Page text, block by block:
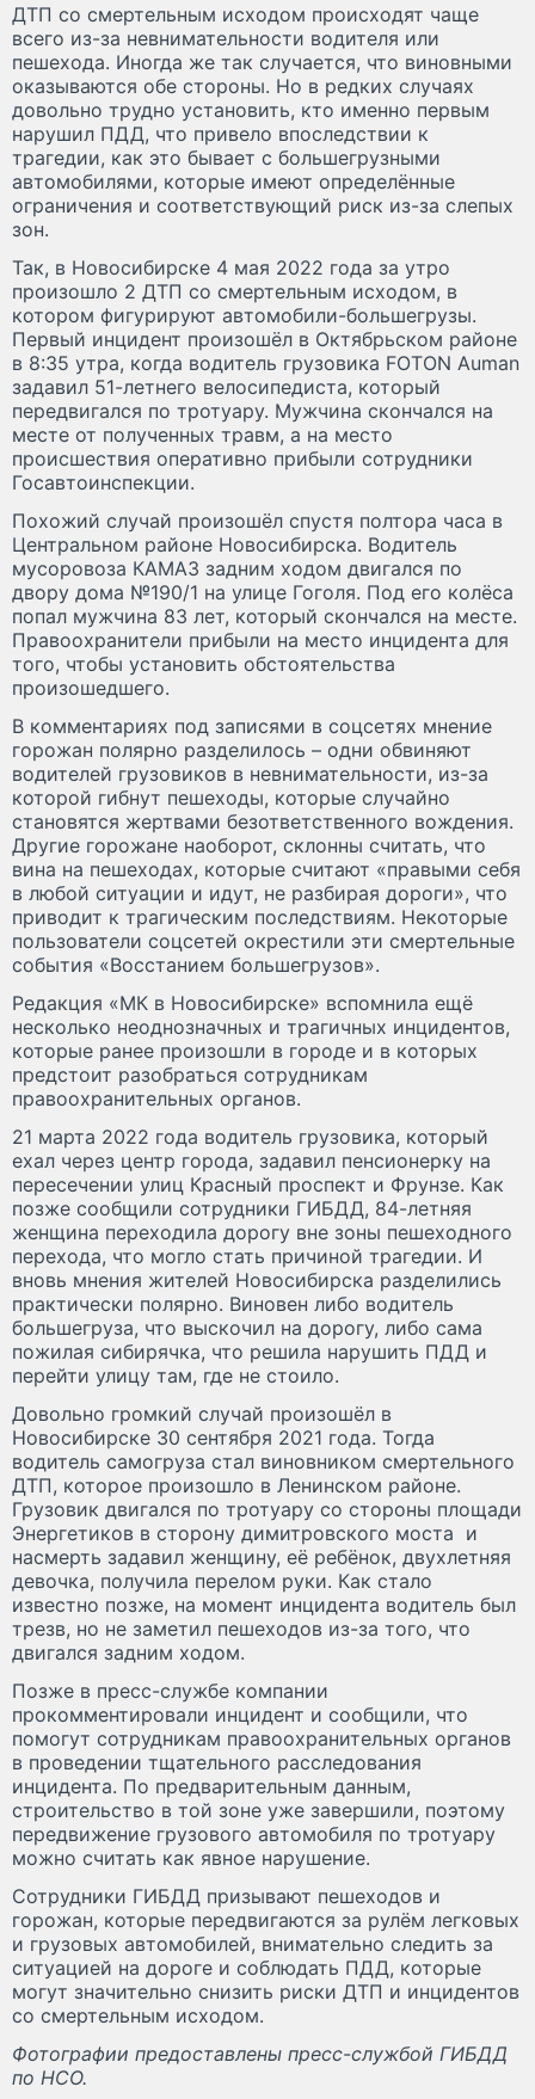
ДТП со смертельным исходом происходят чаще
всего из-за невнимательности водителя или
пешехода. Иногда же так случается, что виновными
оказываются обе стороны. Но в редких случаях
довольно трудно установить, кто именно первым
нарушил ПДД, что привело впоследствии к
трагедии, как это бывает с большегрузными
автомобилями, которые имеют определённые
ограничения и соответствующий риск из-за слепых
зон.
Так, в Новосибирске 4 мая 2022 года за утро
произошло 2 ДТП со смертельным исходом, в
котором фигурируют автомобили-большегрузы.
Первый инцидент произошёл в Октябрьском районе
в 8:35 утра, когда водитель грузовика FOTON Auman
задавил 51-летнего велосипедиста, который
передвигался по тротуару. Мужчина скончался на
месте от полученных травм, а на место
происшествия оперативно прибыли сотрудники
Госавтоинспекции.
Похожий случай произошёл спустя полтора часа в
Центральном районе Новосибирска. Водитель
мусоровоза КАМАЗ задним ходом двигался по
двору дома №190/1 на улице Гоголя. Под его колёса
попал мужчина 83 лет, который скончался на месте.
Правоохранители прибыли на место инцидента для
того, чтобы установить обстоятельства
произошедшего.
В комментариях под записями в соцсетях мнение
горожан полярно разделилось – одни обвиняют
водителей грузовиков в невнимательности, из-за
которой гибнут пешеходы, которые случайно
становятся жертвами безответственного вождения.
Другие горожане наоборот, склонны считать, что
вина на пешеходах, которые считают «правыми себя
в любой ситуации и идут, не разбирая дороги», что
приводит к трагическим последствиям. Некоторые
пользователи соцсетей окрестили эти смертельные
события «Восстанием большегрузов».
Редакция «МК в Новосибирске» вспомнила ещё
несколько неоднозначных и трагичных инцидентов,
которые ранее произошли в городе и в которых
предстоит разобраться сотрудникам
правоохранительных органов.
21 марта 2022 года водитель грузовика, который
ехал через центр города, задавил пенсионерку на
пересечении улиц Красный проспект и Фрунзе. Как
позже сообщили сотрудники ГИБДД, 84-летняя
женщина переходила дорогу вне зоны пешеходного
перехода, что могло стать причиной трагедии. И
вновь мнения жителей Новосибирска разделились
практически полярно. Виновен либо водитель
большегруза, что выскочил на дорогу, либо сама
пожилая сибирячка, что решила нарушить ПДД и
перейти улицу там, где не стоило.
Довольно громкий случай произошёл в
Новосибирске 30 сентября 2021 года. Тогда
водитель самогруза стал виновником смертельного
ДТП, которое произошло в Ленинском районе.
Грузовик двигался по тротуару со стороны площади
Энергетиков в сторону димитровского моста и
насмерть задавил женщину, её ребёнок, двухлетняя
девочка, получила перелом руки. Как стало
известно позже, на момент инцидента водитель был
трезв, но не заметил пешеходов из-за того, что
двигался задним ходом.
Позже в пресс-службе компании
прокомментировали инцидент и сообщили, что
помогут сотрудникам правоохранительных органов
в проведении тщательного расследования
инцидента. По предварительным данным,
строительство в той зоне уже завершили, поэтому
передвижение грузового автомобиля по тротуару
можно считать как явное нарушение.
Сотрудники ГИБДД призывают пешеходов и
горожан, которые передвигаются за рулём легковых
и грузовых автомобилей, внимательно следить за
ситуацией на дороге и соблюдать ПДД, которые
могут значительно снизить риски ДТП и инцидентов
со смертельным исходом.
Фотографии предоставлены пресс-службой ГИБДД
по НСО.